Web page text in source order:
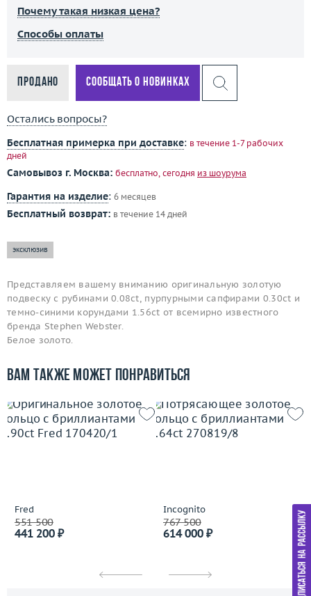
Почему такая низкая цена?
Способы оплаты
Продано Сообщать о новинках
Остались вопросы?
Бесплатная примерка при доставке: в течение 1-7 рабочих
дней
Самовывоз г. Москва: бесплатно, сегодня из шоурума
Гарантия на изделие: 6 месяцев
Бесплатный возврат: в течение 14 дней
эксклюзив
Представляем вашему вниманию оригинальную золотую
подвеску с рубинами 0.08ct, пурпурными сапфирами 0.30ct и
темно-синими корундами 1.56ct от всемирно известного
бренда Stephen Webster.
Белое золото.
Вам также может понравиться
Fred
551 500
441 200 ₽
Incognito
767 500
614 000 ₽